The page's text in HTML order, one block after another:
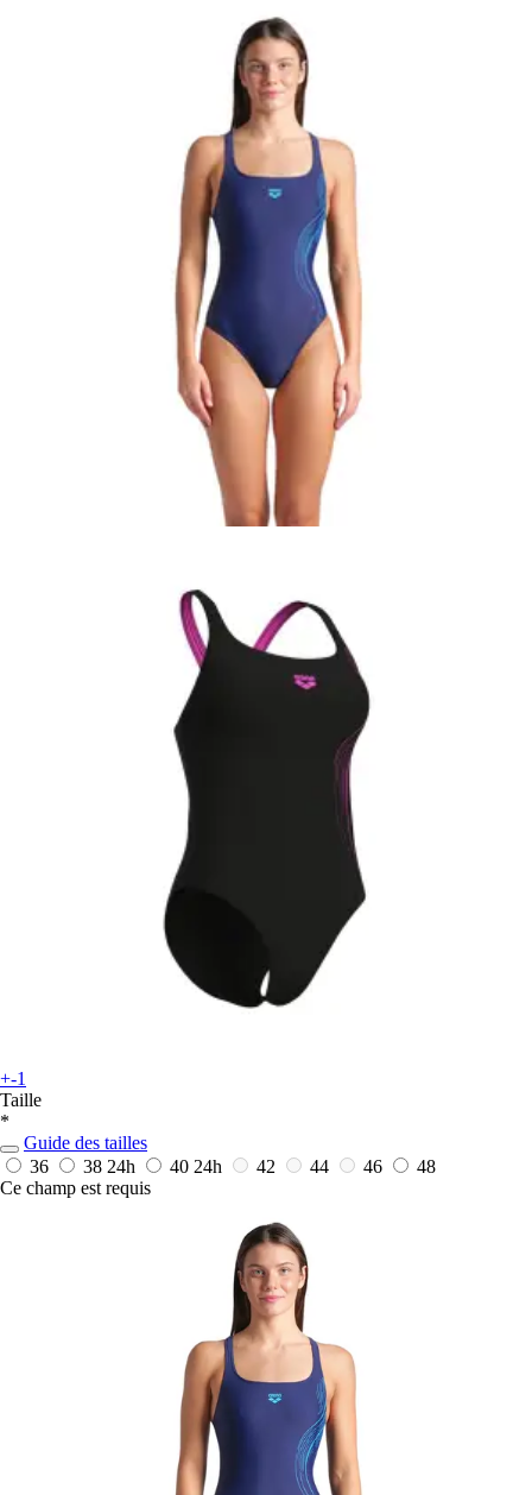
+-1
Taille
*
Guide des tailles
36
38 24h 40 24h 42 44 46
48
Ce champ est requis